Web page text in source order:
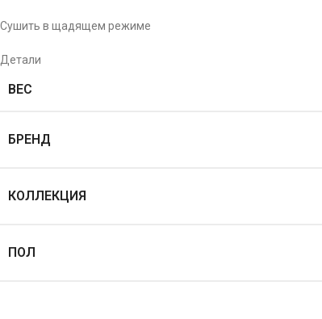
Сушить в щадящем режиме
Детали
ВЕС
БРЕНД
КОЛЛЕКЦИЯ
ПОЛ